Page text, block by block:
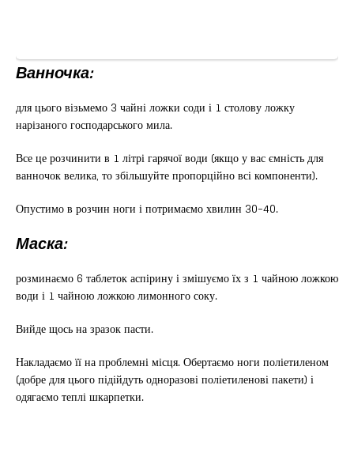
Ванночка:
для цього візьмемо 3 чайні ложки соди і 1 столову ложку
нарізаного господарського мила.
Все це розчинити в 1 літрі гарячої води (якщо у вас ємність для
ванночок велика, то збільшуйте пропорційно всі компоненти).
Опустимо в розчин ноги і потримаємо хвилин 30-40.
Маска:
розминаємо 6 таблеток аспірину і змішуємо їх з 1 чайною ложкою
води і 1 чайною ложкою лимонного соку.
Вийде щось на зразок пасти.
Накладаємо її на проблемні місця. Обертаємо ноги поліетиленом
(добре для цього підійдуть одноразові поліетиленові пакети) і
одягаємо теплі шкарпетки.